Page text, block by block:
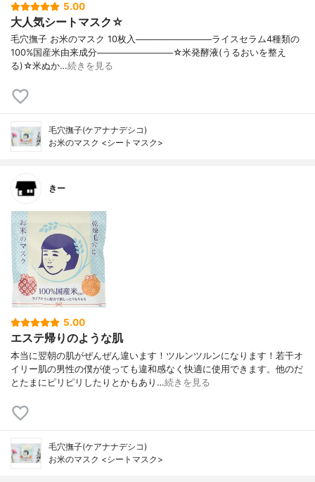
5.00
大人気シートマスク☆
毛穴撫子 お米のマスク 10枚入────────────ライスセラム4種類の
100%国産米由来成分────────────☆米発酵液(うるおいを整え
る)☆米ぬか…続きを見る
毛穴撫子(ケアナナデシコ)
お米のマスク <シートマスク>
きー
5.00
エステ帰りのような肌
本当に翌朝の肌がぜんぜん違います！ツルンツルンになります！若干オ
イリー肌の男性の僕が使っても違和感なく快適に使用できます。他のだ
とたまにピリピリしたりとかもあり…続きを見る
毛穴撫子(ケアナナデシコ)
お米のマスク <シートマスク>